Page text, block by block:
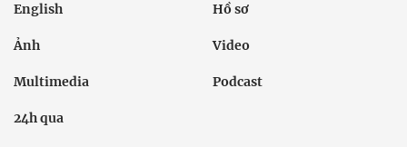
English Hồ sơ
Ảnh Video
Multimedia Podcast
24h qua